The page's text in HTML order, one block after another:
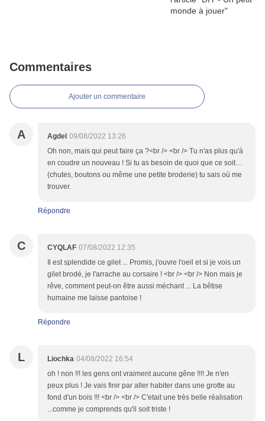
Commentaires
Ajouter un commentaire
A Agdel 09/08/2022 13:26
Oh non, mais qui peut faire ça ?<br /> <br /> Tu n'as plus qu'à
en coudre un nouveau ! Si tu as besoin de quoi que ce soit…
(chutes, boutons ou même une petite broderie) tu sais où me
trouver.
Répondre
C CYQLAF 07/08/2022 12:35
Il est splendide ce gilet ... Promis, j'ouvre l'oeil et si je vois un
gilet brodé, je l'arrache au corsaire ! <br /> <br /> Non mais je
rêve, comment peut-on être aussi méchant ... La bêtise
humaine me laisse pantoise !
Répondre
L Liochka 04/08/2022 16:54
oh ! non !!! les gens ont vraiment aucune gêne !!!! Je n'en
peux plus ! Je vais finir par aller habiter dans une grotte au
fond d'un bois !!! <br /> <br /> C'etait une très belle réalisation
...comme je comprends qu'il soit triste !